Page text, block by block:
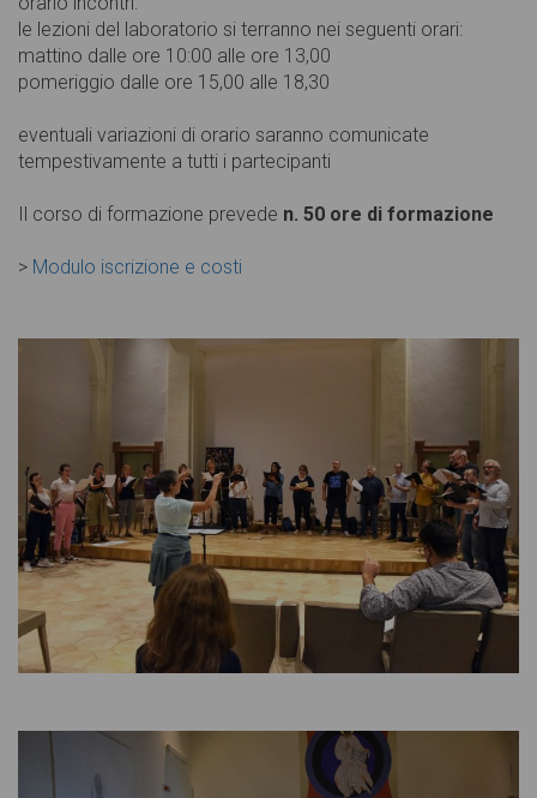
le lezioni del laboratorio si terranno nei seguenti orari:
mattino dalle ore 10:00 alle ore 13,00
pomeriggio dalle ore 15,00 alle 18,30
eventuali variazioni di orario saranno comunicate
tempestivamente a tutti i partecipanti
Il corso di formazione prevede n. 50 ore di formazione
> Modulo iscrizione e costi